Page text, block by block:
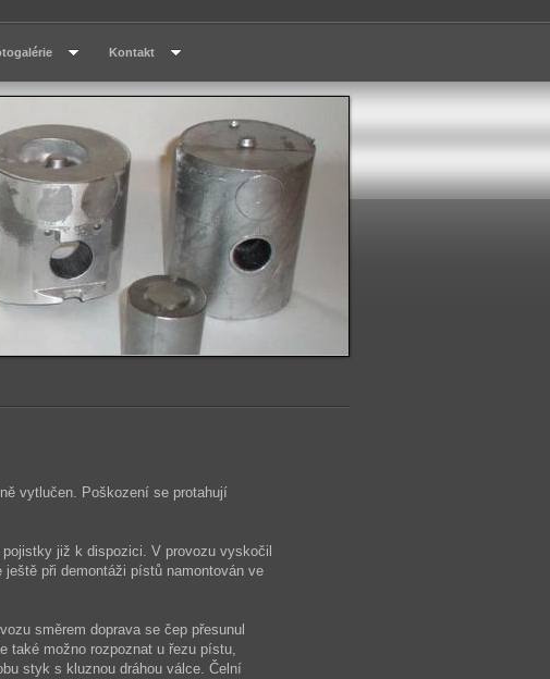
Kontakt
vytlučen. Poškození se protahují
již k dispozici. V provozu vyskočil
při demontáži pístů namontován ve
směrem doprava se čep přesunul
také možno rozpoznat u řezu pístu,
styk s kluznou dráhou válce. Čelní